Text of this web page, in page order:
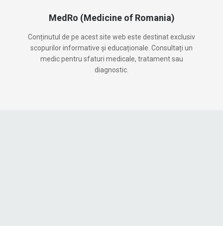
MedRo (Medicine of Romania)
Conținutul de pe acest site web este destinat exclusiv
scopurilor informative și educaționale. Consultați un
medic pentru sfaturi medicale, tratament sau
diagnostic.